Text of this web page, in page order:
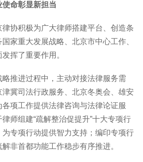
命彰显新担当
律协积极为广大律师搭建平台、创造条
家重大发展战略、北京市中心工作、
挥了重要作用。
推进过程中，主动对接法律服务需
冀司法行政服务、北京冬奥会、雄安
项工作提供法律咨询与法律论证服
师组建“疏解整治促提升”十大专项行
专项行动提供智力支持；编印专项行
非首都功能工作稳步有序推进。